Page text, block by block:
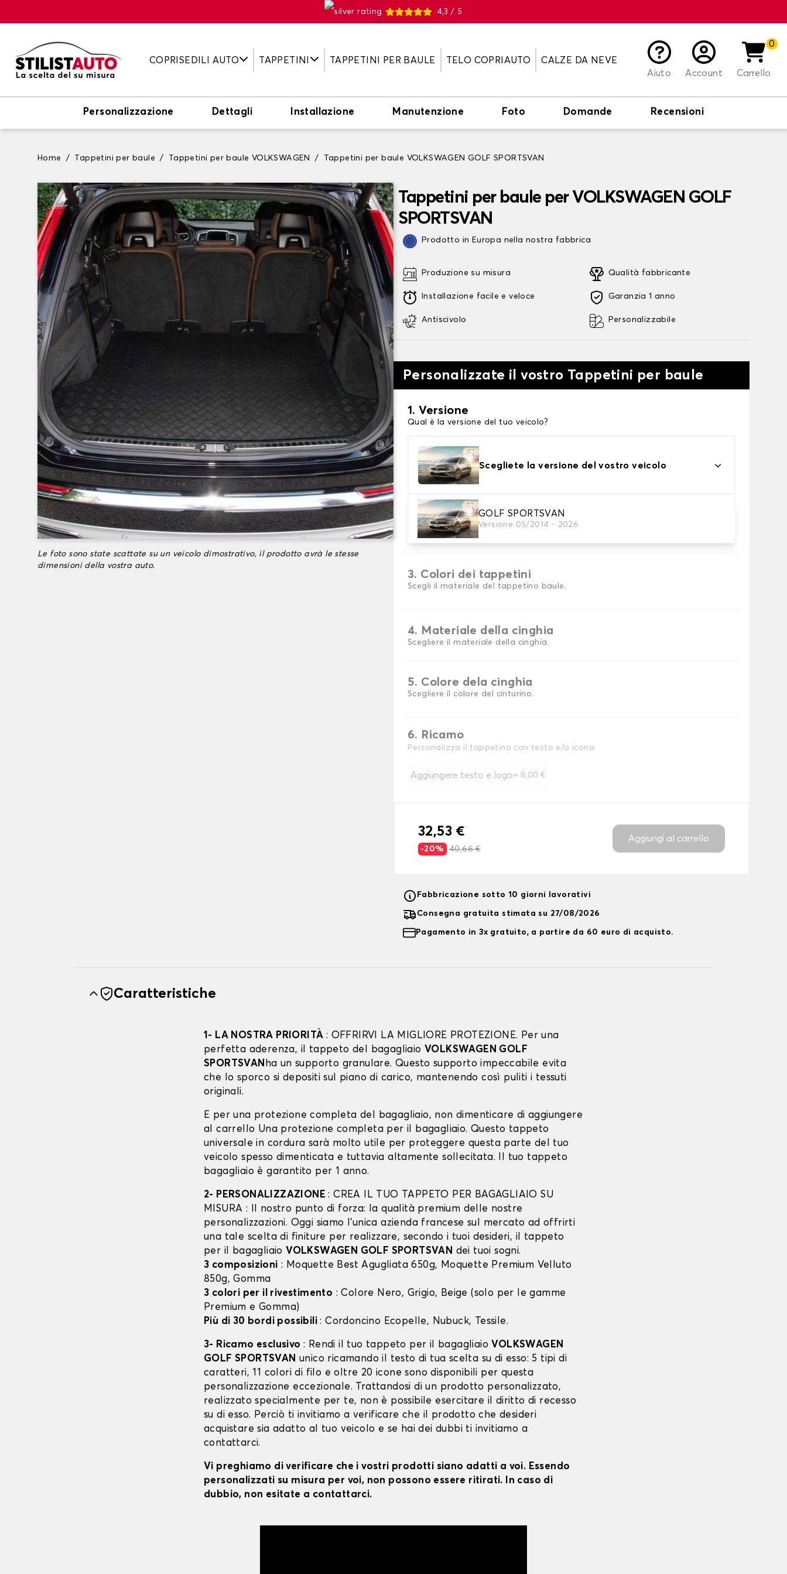
4,3 / 5
COPRISEDILI AUTO TAPPETINI TAPPETINI PER BAULE TELO COPRIAUTO
CALZE DA NEVE
Aiuto
Account
0
Carrello
Personalizzazione Dettagli Installazione Manutenzione Foto Domande Recensioni
Home Tappetini per baule Tappetini per baule VOLKSWAGEN Tappetini per baule VOLKSWAGEN GOLF SPORTSVAN
Le foto sono state scattate su un veicolo dimostrativo, il prodotto avrà le stesse
dimensioni della vostra auto.
Tappetini per baule per VOLKSWAGEN GOLF
SPORTSVAN
Prodotto in Europa nella nostra fabbrica
Produzione su misura
Installazione facile e veloce
Antiscivolo
Qualità fabbricante
Garanzia 1 anno
Personalizzabile
Personalizzate il vostro Tappetini per baule
1. Versione
Qual è la versione del tuo veicolo?
Scegliete la versione del vostro veicolo
GOLF SPORTSVAN
Versione 05/2014 - 2026
2. Materiale
scegli il materiale del tappetini per baule
3. Colori dei tappetini
Scegli il materiale del tappetino baule.
4. Materiale della cinghia
Scegliere il materiale della cinghia.
5. Colore dela cinghia
Scegliere il colore del cinturino.
6. Ricamo
Personalizza il tappetino con testo e/o icona
Aggiungere testo e logo+ 8,00 €
32,53 €
-20% 40,66 €
Aggiungi al carrello
Fabbricazione sotto 10 giorni lavorativi
Consegna gratuita stimata su 27/08/2026
Pagamento in 3x gratuito, a partire da 60 euro di acquisto.
Caratteristiche
1- LA NOSTRA PRIORITÀ : OFFRIRVI LA MIGLIORE PROTEZIONE. Per una
perfetta aderenza, il tappeto del bagagliaio VOLKSWAGEN GOLF
SPORTSVANha un supporto granulare. Questo supporto impeccabile evita
che lo sporco si depositi sul piano di carico, mantenendo così puliti i tessuti
originali.
E per una protezione completa del bagagliaio, non dimenticare di aggiungere
al carrello Una protezione completa per il bagagliaio. Questo tappeto
universale in cordura sarà molto utile per proteggere questa parte del tuo
veicolo spesso dimenticata e tuttavia altamente sollecitata. Il tuo tappeto
bagagliaio è garantito per 1 anno.
2- PERSONALIZZAZIONE: CREA IL TUO TAPPETO PER BAGAGLIAIO SU
MISURA : Il nostro punto di forza: la qualità premium delle nostre
personalizzazioni. Oggi siamo l’unica azienda francese sul mercato ad offrirti
una tale scelta di finiture per realizzare, secondo i tuoi desideri, il tappeto
per il bagagliaio VOLKSWAGEN GOLF SPORTSVAN dei tuoi sogni.
3 composizioni : Moquette Best Agugliata 650g, Moquette Premium Velluto
850g, Gomma
3 colori per il rivestimento : Colore Nero, Grigio, Beige (solo per le gamme
Premium e Gomma)
Più di 30 bordi possibili: Cordoncino Ecopelle, Nubuck, Tessile.
3- Ricamo esclusivo : Rendi il tuo tappeto per il bagagliaio VOLKSWAGEN
GOLF SPORTSVAN unico ricamando il testo di tua scelta su di esso: 5 tipi di
caratteri, 11 colori di filo e oltre 20 icone sono disponibili per questa
personalizzazione eccezionale. Trattandosi di un prodotto personalizzato,
realizzato specialmente per te, non è possibile esercitare il diritto di recesso
su di esso. Perciò ti invitiamo a verificare che il prodotto che desideri
acquistare sia adatto al tuo veicolo e se hai dei dubbi ti invitiamo a
contattarci.
Vi preghiamo di verificare che i vostri prodotti siano adatti a voi. Essendo
personalizzati su misura per voi, non possono essere ritirati. In caso di
dubbio, non esitate a contattarci.